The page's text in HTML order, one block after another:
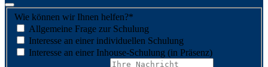
Wie können wir Ihnen helfen?*
Allgemeine Frage zur Schulung
Interesse an einer individuellen Schulung
Interesse an einer Inhouse-Schulung (in Präsenz)